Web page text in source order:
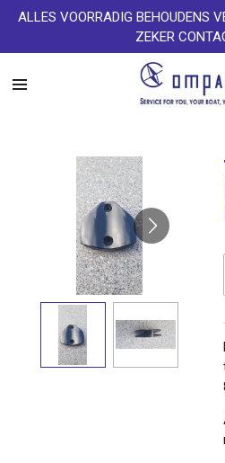
Ga
naar
de
ALLES VOORRADIG BEHOUDENS
ZEKER